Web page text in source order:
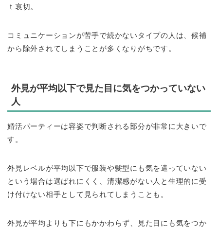
ｔ哀切。
コミュニケーションが苦手で続かないタイプの人は、候補
から除外されてしまうことが多くなりがちです。
外見が平均以下で見た目に気をつかっていない
人
婚活パーティーは容姿で判断される部分が非常に大きいで
す。
外見レベルが平均以下で服装や髪型にも気を遣っていない
という場合は選ばれにくく、清潔感がない人と生理的に受
け付けない相手として見られてしまうことも。
外見が平均よりも下にもかかわらず、見た目にも気をつか